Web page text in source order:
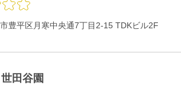
豊平区月寒中央通7丁目2-15 TDKビル2F
田谷園